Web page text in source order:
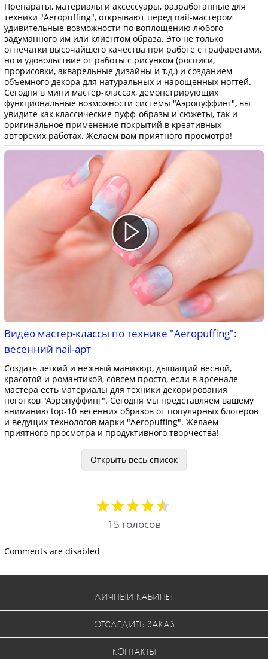
Препараты, материалы и аксессуары, разработанные для
техники "Aeropuffing", открывают перед nail-мастером
удивительные возможности по воплощению любого
задуманного им или клиентом образа. Это не только
отпечатки высочайшего качества при работе с трафаретами,
но и удовольствие от работы с рисунком (росписи,
прорисовки, акварельные дизайны и т.д.) и созданием
объемного декора для натуральных и нарощенных ногтей.
Сегодня в мини мастер-классах, демонстрирующих
функциональные возможности системы "Аэропуффинг", вы
увидите как классические пуфф-образы и сюжеты, так и
оригинальное применение покрытий в креативных
авторских работах. Желаем вам приятного просмотра!
Видео мастер-классы по технике "Aeropuffing":
весенний nail-арт
Создать легкий и нежный маникюр, дышащий весной,
красотой и романтикой, совсем просто, если в арсенале
мастера есть материалы для техники декорирования
ноготков "Аэропуффинг". Сегодня мы представляем вашему
вниманию top-10 весенних образов от популярных блогеров
и ведущих технологов марки "Aeropuffing". Желаем
приятного просмотра и продуктивного творчества!
Открыть весь список
15 голосов
Comments are disabled
ЛИЧНЫЙ КАБИНЕТ
ОТСЛЕДИТЬ ЗАКАЗ
КОНТАКТЫ